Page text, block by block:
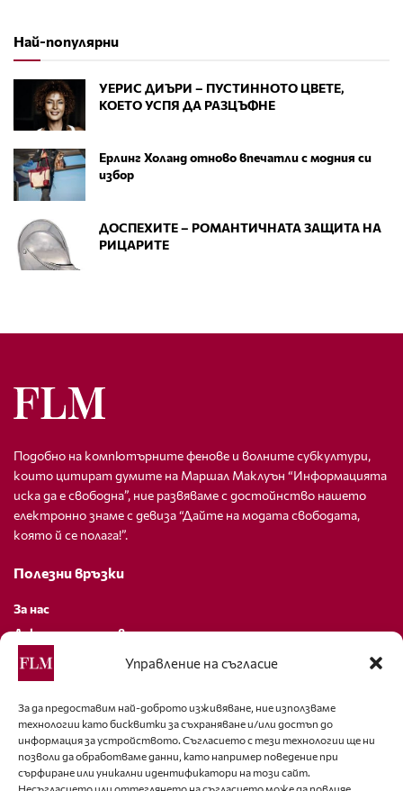
Управление на съгласие
За да предоставим най-доброто изживяване, ние използваме
технологии като бисквитки за съхраняване и/или достъп до
информация за устройството. Съгласието с тези технологии ще ни
позволи да обработваме данни, като например поведение при
сърфиране или уникални идентификатори на този сайт.
Несъгласието или оттеглянето на съгласието може да повлияе
Най-популярни
УЕРИС ДИЪРИ – ПУСТИННОТО ЦВЕТЕ,
КОЕТО УСПЯ ДА РАЗЦЪФНЕ
Ерлинг Холанд отново впечатли с модния си
избор
ДОСПЕХИТЕ – РОМАНТИЧНАТА ЗАЩИТА НА
РИЦАРИТЕ
Подобно на компютърните фенове и волните субкултури,
които цитират думите на Маршал Маклуън “Информацията
иска да е свободна”, ние развяваме с достойнство нашето
електронно знаме с девиза “Дайте на модата свободата,
която й се полага!”.
Полезни връзки
За нас
Декларация за поверителност
Политика за бисквитки
За контакти
editor@fashion-lifestyle.net
+359 88 227 33 47